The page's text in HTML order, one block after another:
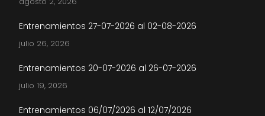
Entrenamientos 27-07-2026 al 02-08-2026
julio 26, 2026
Entrenamientos 20-07-2026 al 26-07-2026
julio 19, 2026
Entrenamientos 06/07/2026 al 12/07/2026